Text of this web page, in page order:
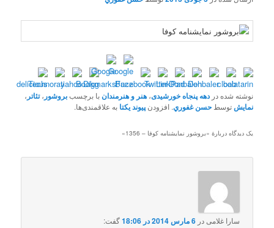
نوشته شده دردهه پنجاه خورشیدی،هنر و هنرمندانبا برچسببروشور ،تئاتر ،
نمایشتوسطحسن غفوري. افزودنپیوند یکتا به علاقمندی‌ها.
یک دیدگاه دربارهٔ «بروشور نمايشنامه کوفا – 1356 »
سارا غلامی در6 مارس 2014 در 18:06 گفت: